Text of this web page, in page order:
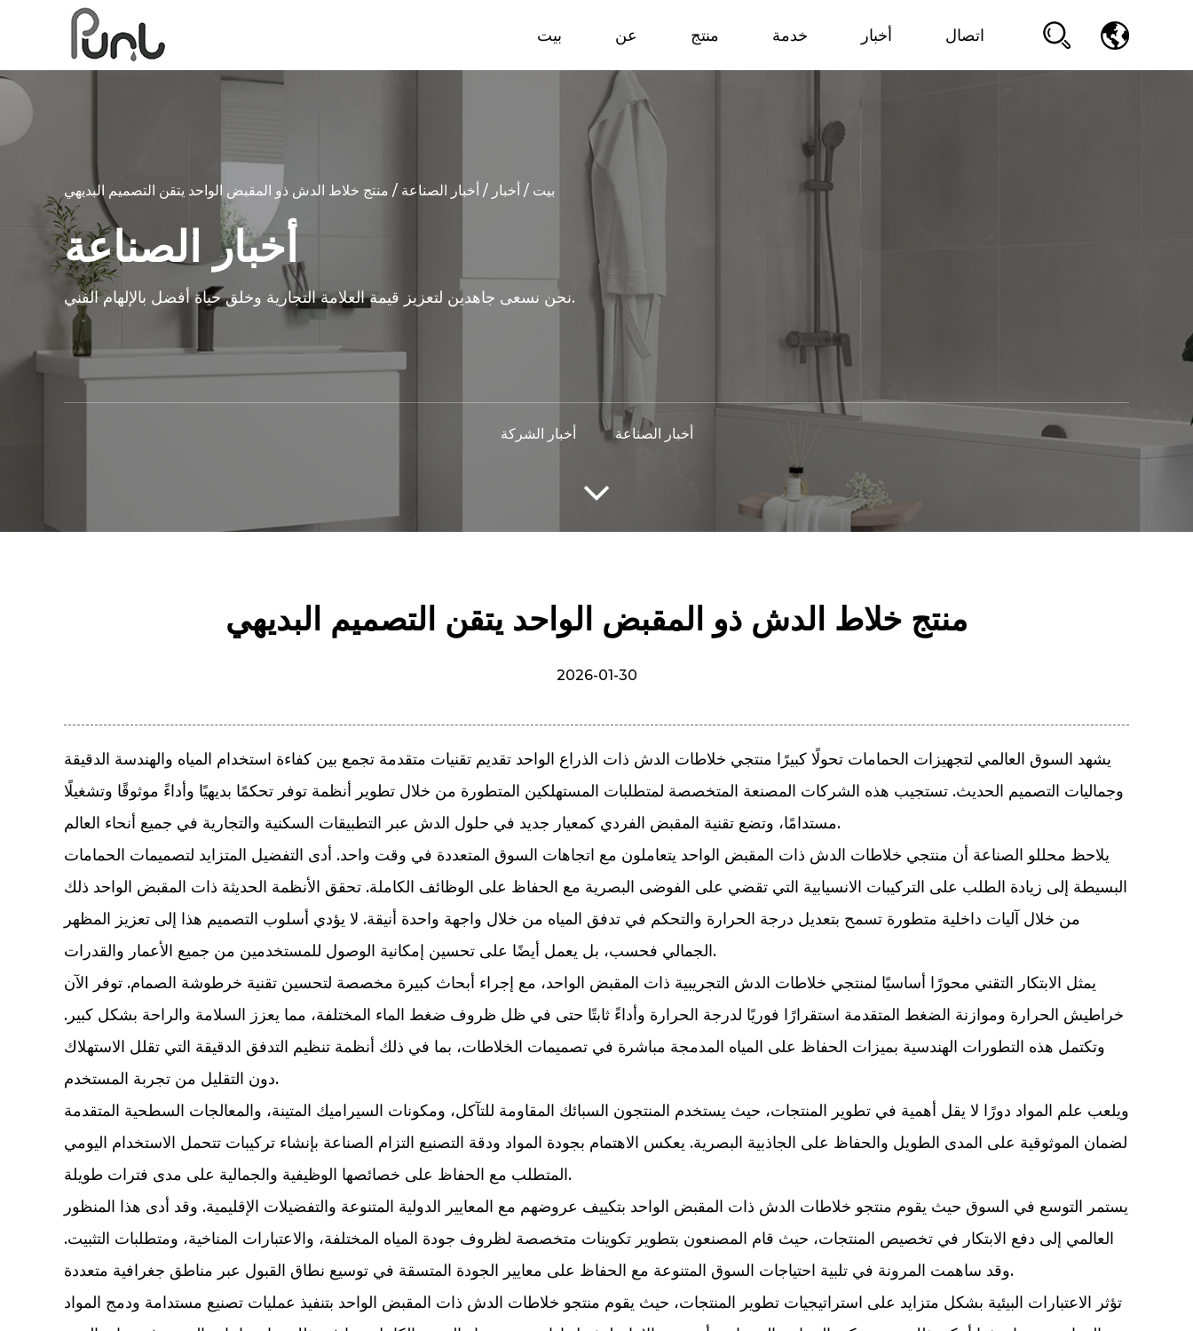
بيت عن منتج خدمة أخبار اتصال
بيت / أخبار / أخبار الصناعة / منتج خلاط الدش ذو المقبض الواحد يتقن التصميم البديهي
أخبار الصناعة
نحن نسعى جاهدين لتعزيز قيمة العلامة التجارية وخلق حياة أفضل بالإلهام الفني.
أخبار الشركة أخبار الصناعة
منتج خلاط الدش ذو المقبض الواحد يتقن التصميم البديهي
2026-01-30
يشهد السوق العالمي لتجهيزات الحمامات تحولًا كبيرًا منتجي خلاطات الدش ذات الذراع الواحد تقديم تقنيات متقدمة تجمع بين كفاءة استخدام المياه والهندسة الدقيقة
وجماليات التصميم الحديث. تستجيب هذه الشركات المصنعة المتخصصة لمتطلبات المستهلكين المتطورة من خلال تطوير أنظمة توفر تحكمًا بديهيًا وأداءً موثوقًا وتشغيلًا
مستدامًا، وتضع تقنية المقبض الفردي كمعيار جديد في حلول الدش عبر التطبيقات السكنية والتجارية في جميع أنحاء العالم.
يلاحظ محللو الصناعة أن منتجي خلاطات الدش ذات المقبض الواحد يتعاملون مع اتجاهات السوق المتعددة في وقت واحد. أدى التفضيل المتزايد لتصميمات الحمامات
البسيطة إلى زيادة الطلب على التركيبات الانسيابية التي تقضي على الفوضى البصرية مع الحفاظ على الوظائف الكاملة. تحقق الأنظمة الحديثة ذات المقبض الواحد ذلك
من خلال آليات داخلية متطورة تسمح بتعديل درجة الحرارة والتحكم في تدفق المياه من خلال واجهة واحدة أنيقة. لا يؤدي أسلوب التصميم هذا إلى تعزيز المظهر
الجمالي فحسب، بل يعمل أيضًا على تحسين إمكانية الوصول للمستخدمين من جميع الأعمار والقدرات.
يمثل الابتكار التقني محورًا أساسيًا لمنتجي خلاطات الدش التجريبية ذات المقبض الواحد، مع إجراء أبحاث كبيرة مخصصة لتحسين تقنية خرطوشة الصمام. توفر الآن
خراطيش الحرارة وموازنة الضغط المتقدمة استقرارًا فوريًا لدرجة الحرارة وأداءً ثابتًا حتى في ظل ظروف ضغط الماء المختلفة، مما يعزز السلامة والراحة بشكل كبير.
وتكتمل هذه التطورات الهندسية بميزات الحفاظ على المياه المدمجة مباشرة في تصميمات الخلاطات، بما في ذلك أنظمة تنظيم التدفق الدقيقة التي تقلل الاستهلاك
دون التقليل من تجربة المستخدم.
ويلعب علم المواد دورًا لا يقل أهمية في تطوير المنتجات، حيث يستخدم المنتجون السبائك المقاومة للتآكل، ومكونات السيراميك المتينة، والمعالجات السطحية المتقدمة
لضمان الموثوقية على المدى الطويل والحفاظ على الجاذبية البصرية. يعكس الاهتمام بجودة المواد ودقة التصنيع التزام الصناعة بإنشاء تركيبات تتحمل الاستخدام اليومي
المتطلب مع الحفاظ على خصائصها الوظيفية والجمالية على مدى فترات طويلة.
يستمر التوسع في السوق حيث يقوم منتجو خلاطات الدش ذات المقبض الواحد بتكييف عروضهم مع المعايير الدولية المتنوعة والتفضيلات الإقليمية. وقد أدى هذا المنظور
العالمي إلى دفع الابتكار في تخصيص المنتجات، حيث قام المصنعون بتطوير تكوينات متخصصة لظروف جودة المياه المختلفة، والاعتبارات المناخية، ومتطلبات التثبيت.
وقد ساهمت المرونة في تلبية احتياجات السوق المتنوعة مع الحفاظ على معايير الجودة المتسقة في توسيع نطاق القبول عبر مناطق جغرافية متعددة.
تؤثر الاعتبارات البيئية بشكل متزايد على استراتيجيات تطوير المنتجات، حيث يقوم منتجو خلاطات الدش ذات المقبض الواحد بتنفيذ عمليات تصنيع مستدامة ودمج المواد